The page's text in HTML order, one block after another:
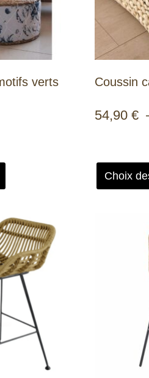
verts Coussin
54,90 €
Choix